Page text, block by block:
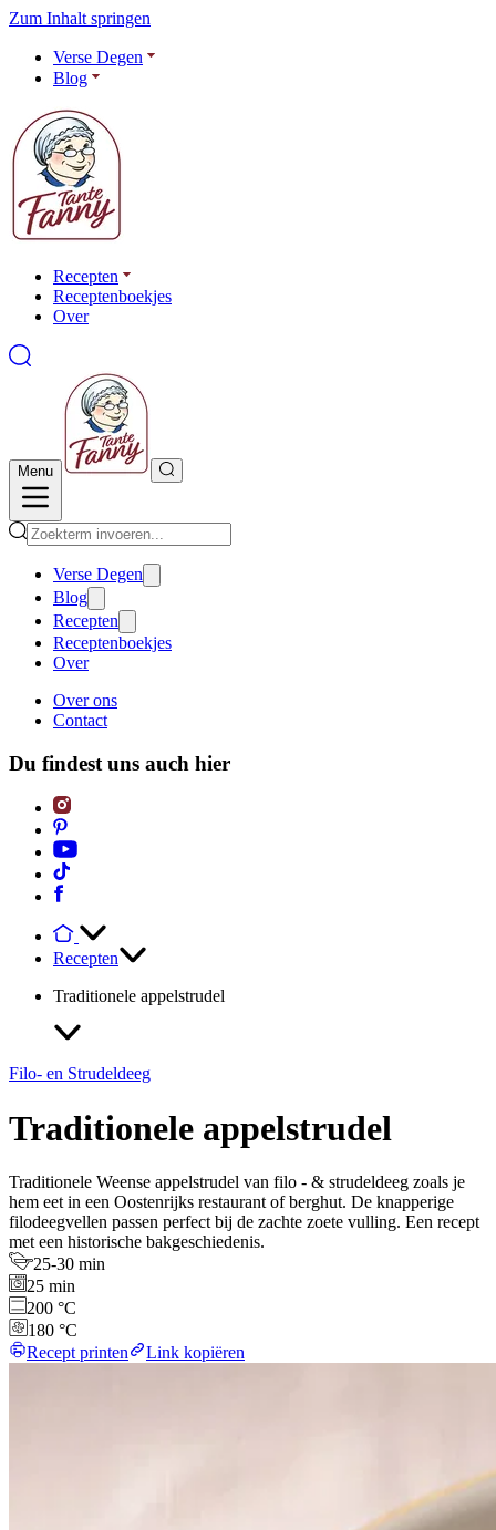
Zum Inhalt springen
Verse Degen
Blog
Recepten
Receptenboekjes
Over
Menu
Verse Degen
Blog
Recepten
Receptenboekjes
Over
Over ons
Contact
Du findest uns auch hier
Recepten
Traditionele appelstrudel
Filo- en Strudeldeeg
Traditionele appelstrudel
Traditionele Weense appelstrudel van filo - & strudeldeeg zoals je
hem eet in een Oostenrijks restaurant of berghut. De knapperige
filodeegvellen passen perfect bij de zachte zoete vulling. Een recept
met een historische bakgeschiedenis.
25-30 min
25 min
200 °C
180 °C
Recept printen
Link kopiëren